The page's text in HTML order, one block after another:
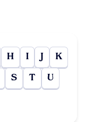
H I J K
S T U